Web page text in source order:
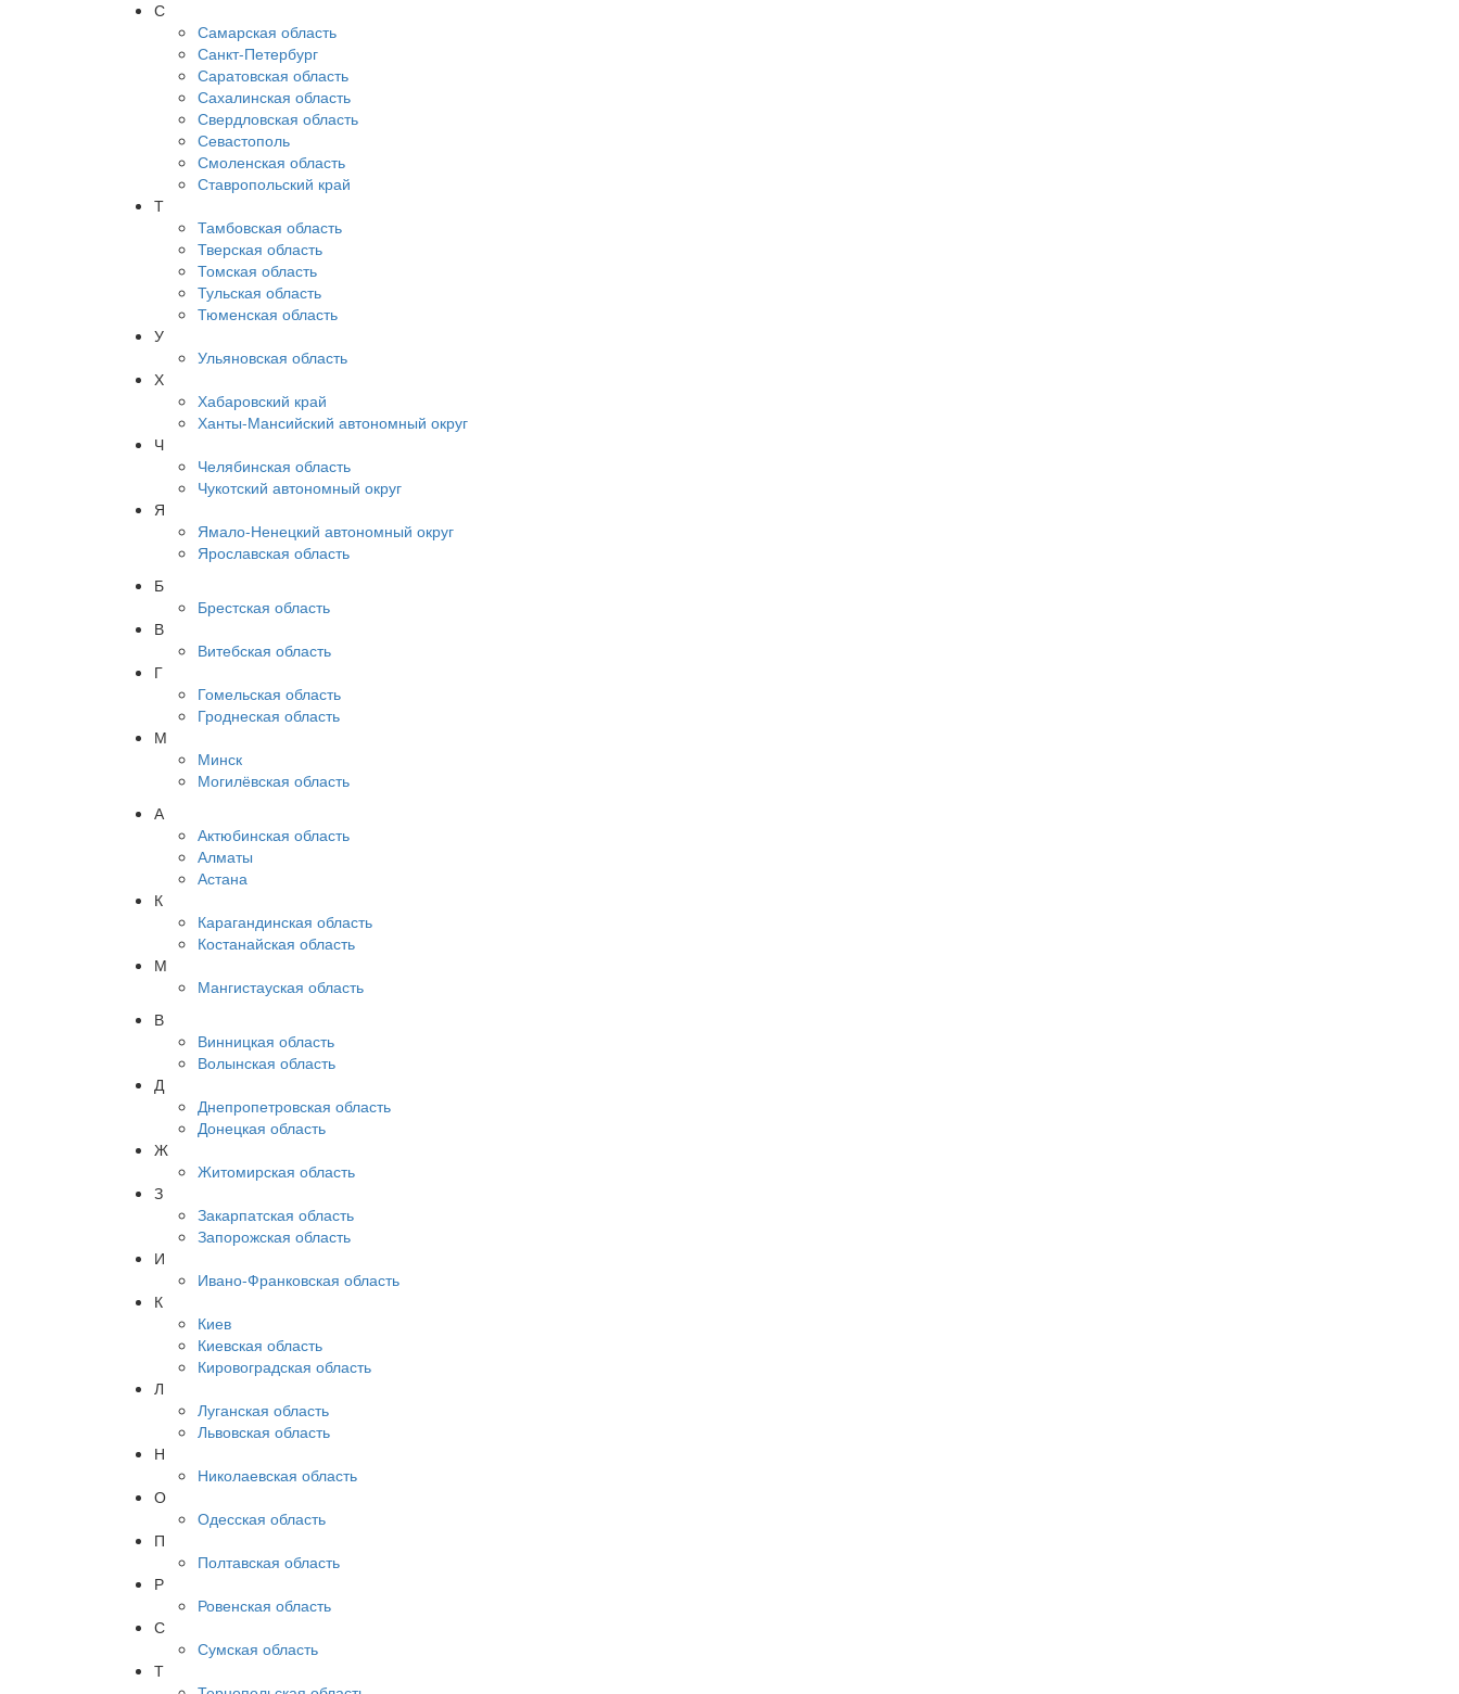
С
Самарская область
Санкт-Петербург
Саратовская область
Сахалинская область
Свердловская область
Севастополь
Смоленская область
Ставропольский край
Т
Тамбовская область
Тверская область
Томская область
Тульская область
Тюменская область
У
Ульяновская область
Х
Хабаровский край
Ханты-Мансийский автономный округ
Ч
Челябинская область
Чукотский автономный округ
Я
Ямало-Ненецкий автономный округ
Ярославская область
Б
Брестская область
В
Витебская область
Г
Гомельская область
Гроднеская область
М
Минск
Могилёвская область
А
Актюбинская область
Алматы
Астана
К
Карагандинская область
Костанайская область
М
Мангистауская область
В
Винницкая область
Волынская область
Д
Днепропетровская область
Донецкая область
Ж
Житомирская область
З
Закарпатская область
Запорожская область
И
Ивано-Франковская область
К
Киев
Киевская область
Кировоградская область
Л
Луганская область
Львовская область
Н
Николаевская область
О
Одесская область
П
Полтавская область
Р
Ровенская область
С
Сумская область
Т